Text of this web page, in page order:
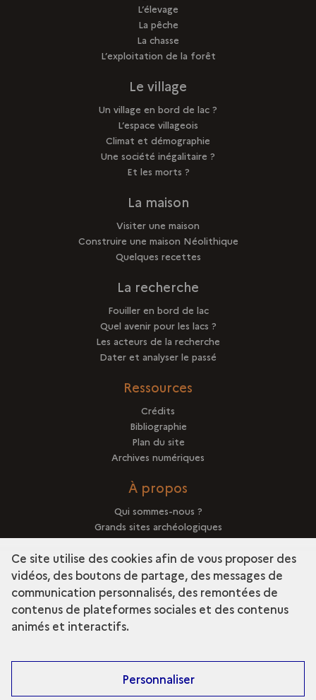
L’élevage
La pêche
La chasse
L’exploitation de la forêt
Le village
Un village en bord de lac ?
L’espace villageois
Climat et démographie
Une société inégalitaire ?
Et les morts ?
La maison
Visiter une maison
Construire une maison Néolithique
Quelques recettes
La recherche
Fouiller en bord de lac
Quel avenir pour les lacs ?
Les acteurs de la recherche
Dater et analyser le passé
Ressources
Crédits
Bibliographie
Plan du site
Archives numériques
À propos
Qui sommes-nous ?
Grands sites archéologiques
Mentions légales
Découvrir la collection
Ce site utilise des cookies afin de vous proposer des
vidéos, des boutons de partage, des messages de
communication personnalisés, des remontées de
contenus de plateformes sociales et des contenus
animés et interactifs.
Personnaliser